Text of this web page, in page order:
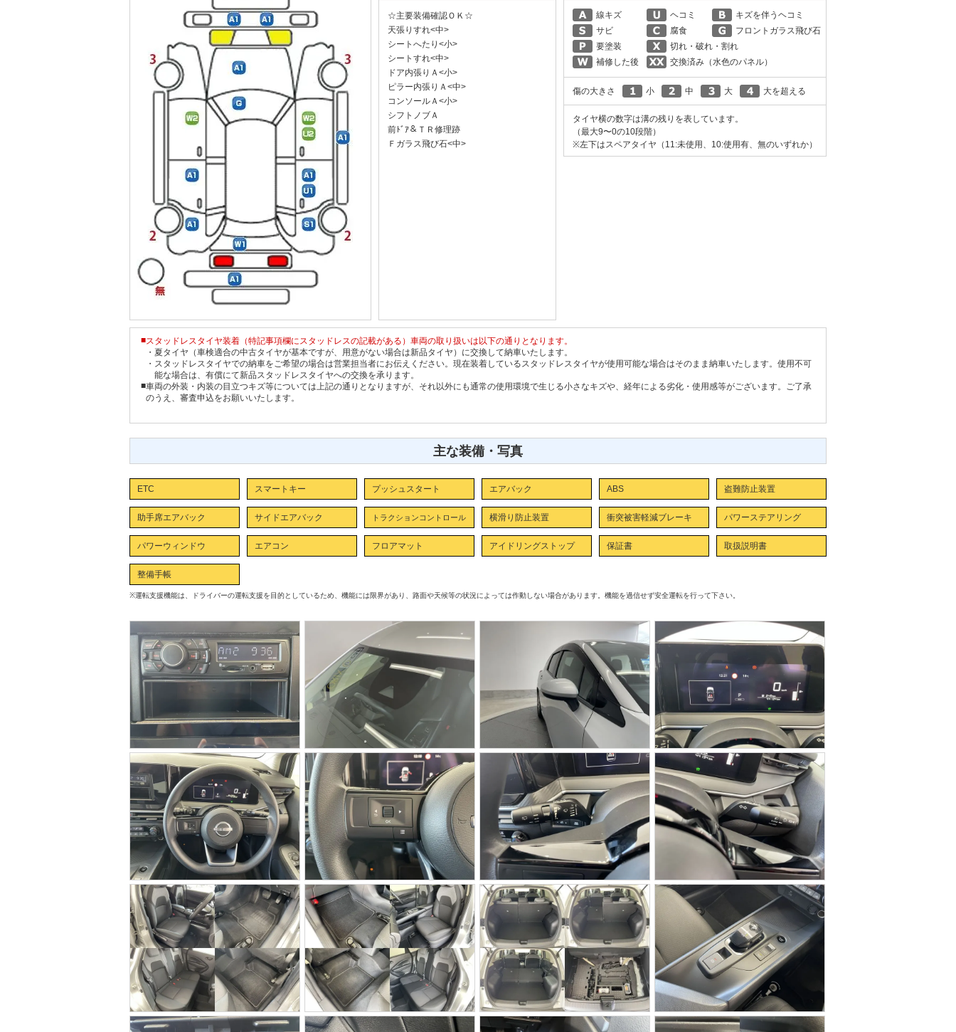
☆主要装備確認ＯＫ☆
天張りすれ<中>
シートへたり<小>
シートすれ<中>
ドア内張りＡ<小>
ピラー内張りＡ<中>
コンソールＡ<小>
シフトノブＡ
前ﾄﾞｱ＆ＴＲ修理跡
Ｆガラス飛び石<中>
線キズ ヘコミ
キズを伴うヘコミ
サビ
腐食
フロントガラス飛び石
要塗装
切れ・破れ・割れ
補修した後
交換済み（水色のパネル）
傷の大きさ 小 中 大 大を超える
タイヤ横の数字は溝の残りを表しています。
（最大9〜0の10段階）
※左下はスペアタイヤ（11:未使用、10:使用有、無のいずれか）
■スタッドレスタイヤ装着（特記事項欄にスタッドレスの記載がある）車両の取り扱いは以下の通りとなります。
・ 夏タイヤ（車検適合の中古タイヤが基本ですが、用意がない場合は新品タイヤ）に交換して納車いたします。
・ スタッドレスタイヤでの納車をご希望の場合は営業担当者にお伝えください。現在装着しているスタッドレスタイヤが使用可能な場合はそのまま納車いたします。使用不可
能な場合は、有償にて新品スタッドレスタイヤへの交換を承ります。
■車両の外装・内装の目立つキズ等については上記の通りとなりますが、それ以外にも通常の使用環境で生じる小さなキズや、経年による劣化・使用感等がございます。ご了承
のうえ、審査申込をお願いいたします。
主な装備・写真
ETC スマートキー プッシュスタート エアバック ABS 盗難防止装置
助手席エアバック サイドエアバック トラクションコントロール 横滑り防止装置 衝突被害軽減ブレーキ パワーステアリング
パワーウィンドウ エアコン フロアマット アイドリングストップ 保証書 取扱説明書
整備手帳
※運転支援機能は、ドライバーの運転支援を目的としているため、機能には限界があり、路面や天候等の状況によっては作動しない場合があります。機能を過信せず安全運転を行って下さい。